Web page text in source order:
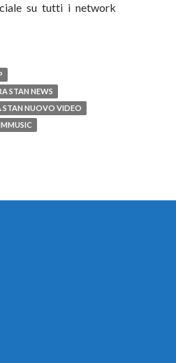
su tutti i network
“Cherry Pop” arriva nelle radio
STAN NEWS
STAN NUOVO VIDEO